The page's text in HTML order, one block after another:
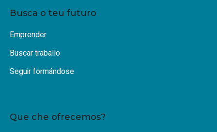
Busca o teu futuro
Emprender
Buscar traballo
Seguir formándose
Que che ofrecemos?